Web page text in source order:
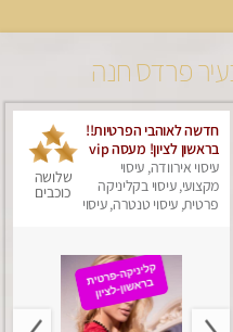
פרדס חנה
חדשה לאוהבי הפרטיות!!
בראשון לציון! מעסה vip
מפנקת בקליניקה פרטית
לחלוטין!!! לבד! לרציניים
בלבד! מומלץ!
עיסוי אירוודה, עיסוי
מקצועי, עיסוי בקליניקה
פרטית, עיסוי טנטרה, עיסוי
שלושה
כוכבים